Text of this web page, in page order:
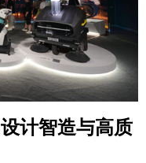
设计智造与高质